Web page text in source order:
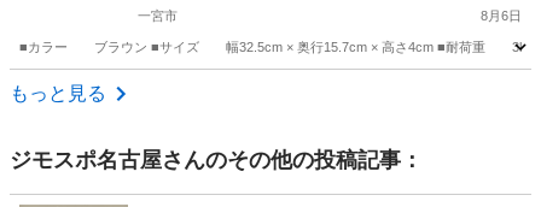
一宮市 8月6日
■カラー ブラウン ■サイズ 幅32.5cm × 奥行15.7cm × 高さ4cm ■耐
愛知 一宮市
もっと見る
ジモスポ名古屋さんのその他の投稿記事：